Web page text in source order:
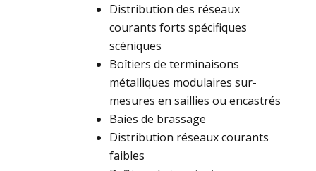
Distribution des réseaux
courants forts spécifiques
scéniques
Boîtiers de terminaisons
métalliques modulaires sur-
mesures en saillies ou encastrés
Baies de brassage
Distribution réseaux courants
faibles